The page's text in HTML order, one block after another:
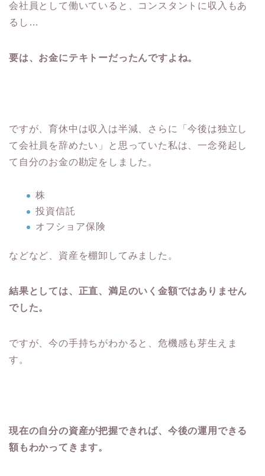
会社員として働いていると、コンスタントに収入もあ
るし…
要は、お金にテキトーだったんですよね。
ですが、育休中は収入は半減、さらに「今後は独立し
て会社員を辞めたい」と思っていた私は、一念発起し
て自分のお金の勘定をしました。
株
投資信託
オフショア保険
などなど、資産を棚卸してみました。
結果としては、正直、満足のいく金額ではありません
でした。
ですが、今の手持ちがわかると、危機感も芽生えま
す。
現在の自分の資産が把握できれば、今後の運用できる
額もわかってきます。